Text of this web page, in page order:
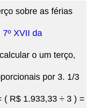
sobre as férias
7º XVII da
o um terço,
por 3. 1/3
( R$ 1.933,33 ÷ 3 ) =